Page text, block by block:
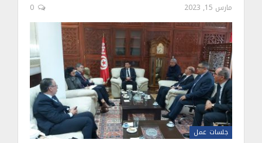
مارس 15, 2023
جلسات عمل